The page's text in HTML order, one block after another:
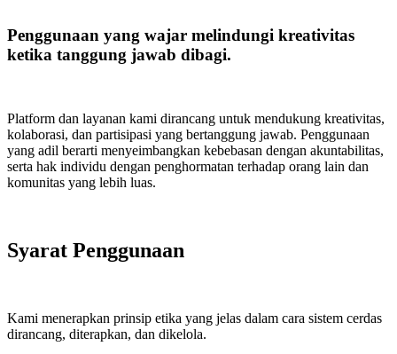
Penggunaan yang wajar melindungi kreativitas
ketika tanggung jawab dibagi.
Platform dan layanan kami dirancang untuk mendukung kreativitas,
kolaborasi, dan partisipasi yang bertanggung jawab. Penggunaan
yang adil berarti menyeimbangkan kebebasan dengan akuntabilitas,
serta hak individu dengan penghormatan terhadap orang lain dan
komunitas yang lebih luas.
Syarat Penggunaan
Kami menerapkan prinsip etika yang jelas dalam cara sistem cerdas
dirancang, diterapkan, dan dikelola.